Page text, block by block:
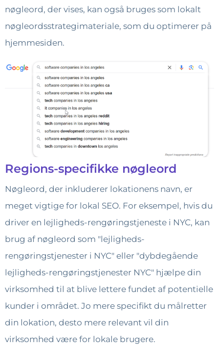
nøgleord, der vises, kan også bruges som lokalt
nøgleordsstrategimateriale, som du optimerer på
hjemmesiden.
Regions-specifikke nøgleord
Nøgleord, der inkluderer lokationens navn, er
meget vigtige for lokal SEO. For eksempel, hvis du
driver en lejligheds-rengøringstjeneste i NYC, kan
brug af nøgleord som "lejligheds-
rengøringstjenester i NYC" eller "dybdegående
lejligheds-rengøringstjenester NYC" hjælpe din
virksomhed til at blive lettere fundet af potentielle
kunder i området. Jo mere specifikt du målretter
din lokation, desto mere relevant vil din
virksomhed være for lokale brugere.